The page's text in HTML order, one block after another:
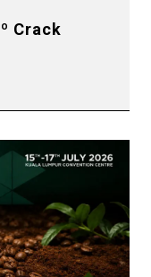
Crack